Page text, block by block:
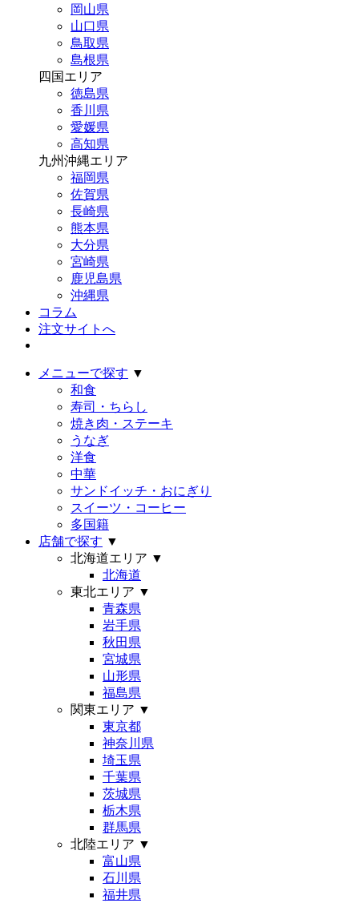
岡山県
山口県
鳥取県
島根県
四国エリア
徳島県
香川県
愛媛県
高知県
九州沖縄エリア
福岡県
佐賀県
長崎県
熊本県
大分県
宮崎県
鹿児島県
沖縄県
コラム
注文サイトへ
メニューで探す ▼
和食
寿司・ちらし
焼き肉・ステーキ
うなぎ
洋食
中華
サンドイッチ・おにぎり
スイーツ・コーヒー
多国籍
店舗で探す ▼
北海道エリア ▼
北海道
東北エリア ▼
青森県
岩手県
秋田県
宮城県
山形県
福島県
関東エリア ▼
東京都
神奈川県
埼玉県
千葉県
茨城県
栃木県
群馬県
北陸エリア ▼
富山県
石川県
福井県